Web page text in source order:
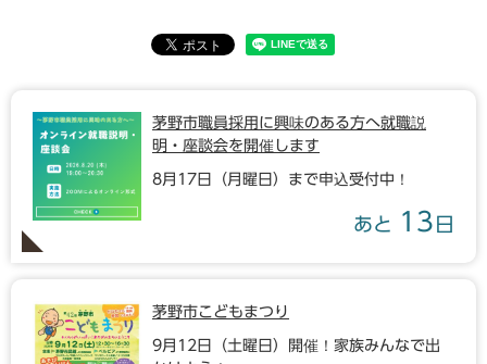
茅野市職員採用に興味のある方へ就職説
明・座談会を開催します
8月17日（月曜日）まで申込受付中！
あと 13 日
茅野市こどもまつり
9月12日（土曜日）開催！家族みんなで出